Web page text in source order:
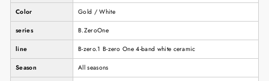
Color Gold / White
series B.ZeroOne
line B-zero.1 B-zero One 4-band white ceramic
Season All seasons